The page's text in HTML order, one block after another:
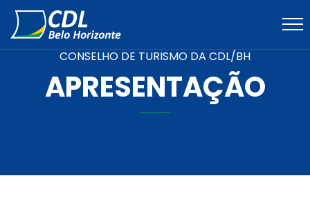
CONSELHO DE TURISMO DA CDL/BH
APRESENTAÇÃO